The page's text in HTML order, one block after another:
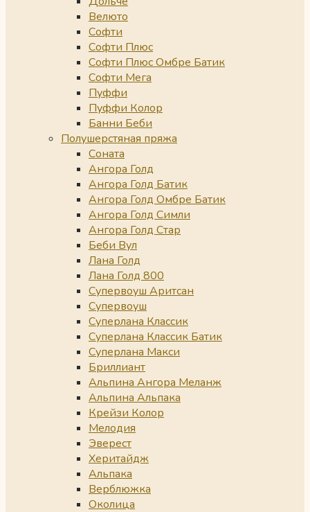
Велюто
Софти
Софти Плюс
Софти Плюс Омбре Батик
Софти Мега
Пуффи
Пуффи Колор
Банни Беби
Полушерстяная пряжа
Соната
Ангора Голд
Ангора Голд Батик
Ангора Голд Омбре Батик
Ангора Голд Симли
Ангора Голд Стар
Беби Вул
Лана Голд
Лана Голд 800
Супервоуш Аритсан
Супервоуш
Суперлана Классик
Суперлана Классик Батик
Суперлана Макси
Бриллиант
Альпина Ангора Меланж
Альпина Альпака
Крейзи Колор
Мелодия
Эверест
Херитайдж
Альпака
Верблюжка
Околица